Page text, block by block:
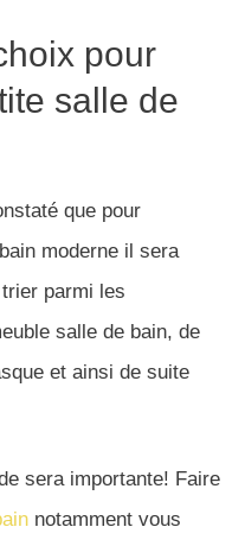
pour
salle de
que pour
moderne il sera
parmi les
salle de bain, de
et ainsi de suite
sera importante! Faire
notamment vous